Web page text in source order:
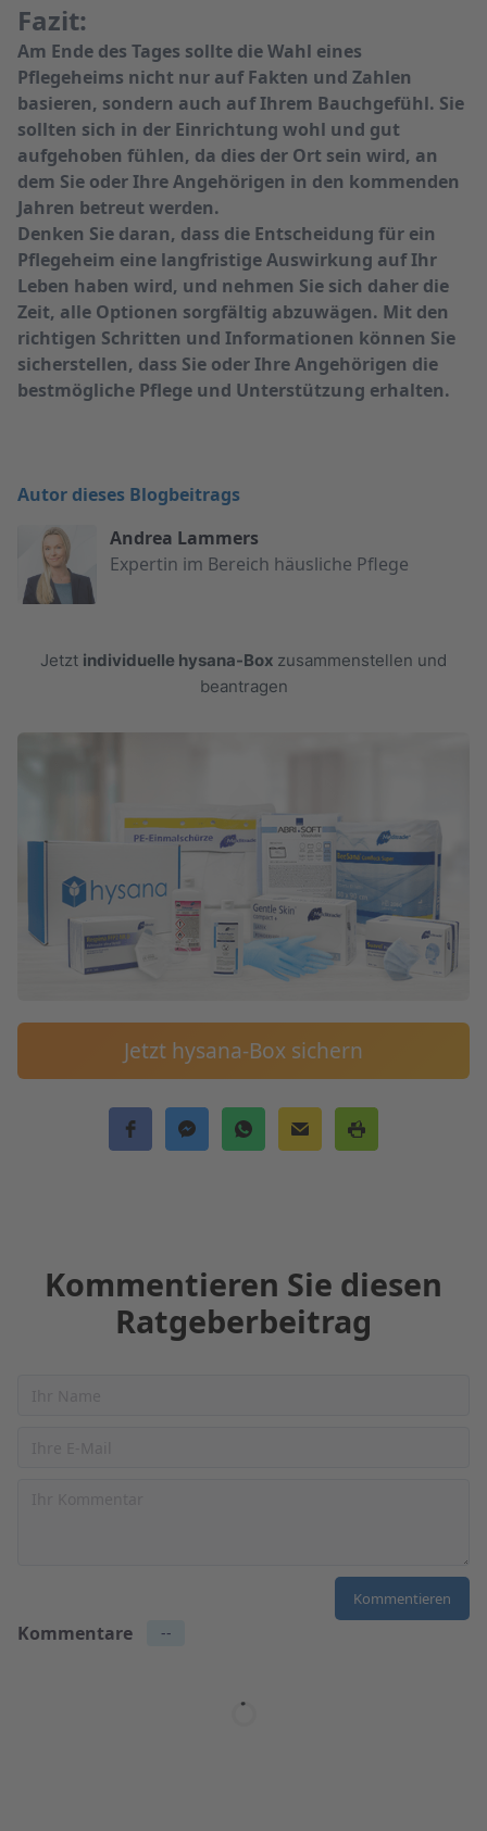
Autor dieses Blogbeitrags
Andrea Lammers
Expertin im Bereich häusliche Pflege
Jetzt individuelle hysana-Box zusammenstellen und
beantragen
Jetzt hysana-Box sichern
Fazit:
Am Ende des Tages sollte die Wahl eines
Pflegeheims nicht nur auf Fakten und Zahlen
basieren, sondern auch auf Ihrem Bauchgefühl. Sie
sollten sich in der Einrichtung wohl und gut
aufgehoben fühlen, da dies der Ort sein wird, an
dem Sie oder Ihre Angehörigen in den kommenden
Jahren betreut werden.
Denken Sie daran, dass die Entscheidung für ein
Pflegeheim eine langfristige Auswirkung auf Ihr
Leben haben wird, und nehmen Sie sich daher die
Zeit, alle Optionen sorgfältig abzuwägen. Mit den
richtigen Schritten und Informationen können Sie
sicherstellen, dass Sie oder Ihre Angehörigen die
bestmögliche Pflege und Unterstützung erhalten.
Kommentieren Sie diesen
Ratgeberbeitrag
Kommentare --